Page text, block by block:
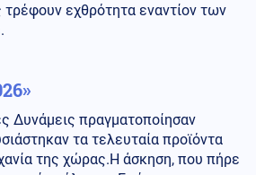
εχθρότητα εναντίον των
Δυνάμεις πραγματοποίησαν
τα τελευταία προϊόντα
της χώρας.Η άσκηση, που πήρε